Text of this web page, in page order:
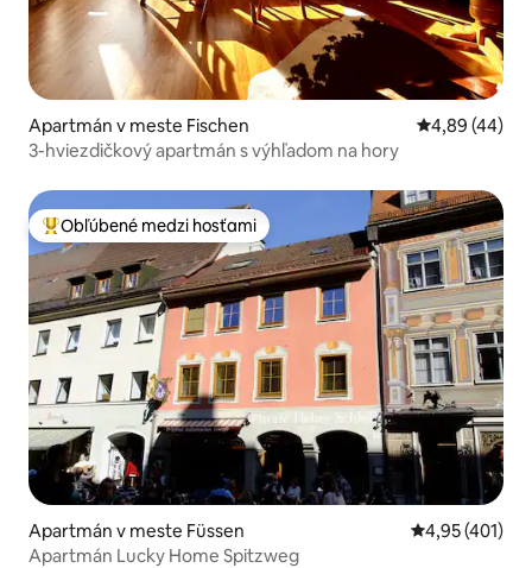
Apartmán v meste Fischen Priemerné
4,89 (44)
3-hviezdičkový apartmán s výhľadom na hory
Najobľúbenejšie medzi hosťami
Obľúbené medzi hosťami
Apartmán v meste Füssen Priemerné
4,95 (401)
Apartmán Lucky Home Spitzweg